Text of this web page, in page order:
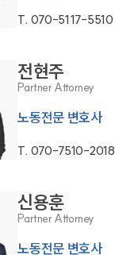
T. 070-5117-5510
전현주
Partner Attorney
노동전문 변호사
T. 070-7510-2018
신용훈
Partner Attorney
노동전문 변호사